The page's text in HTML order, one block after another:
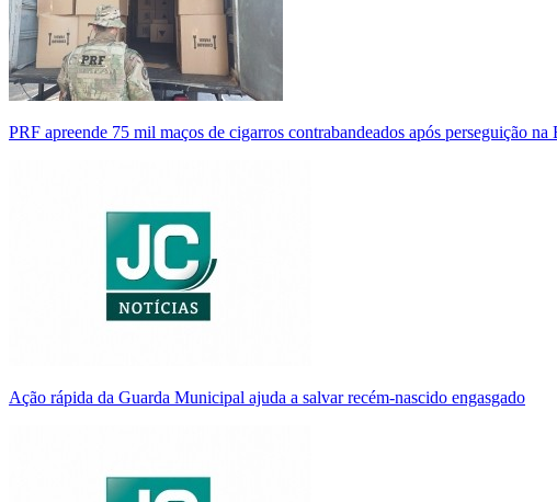
PRF apreende 75 mil maços de cigarros contrabandeados após perseguição
Ação rápida da Guarda Municipal ajuda a salvar recém-nascido engasgado